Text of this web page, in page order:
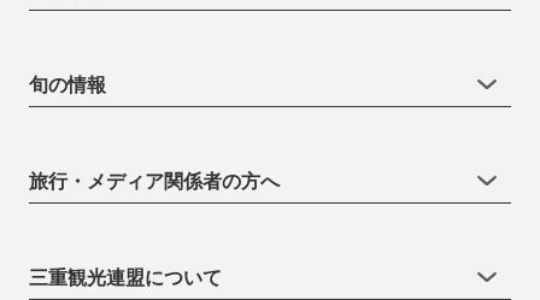
旬の情報
旅行・メディア関係者の方へ
三重観光連盟について